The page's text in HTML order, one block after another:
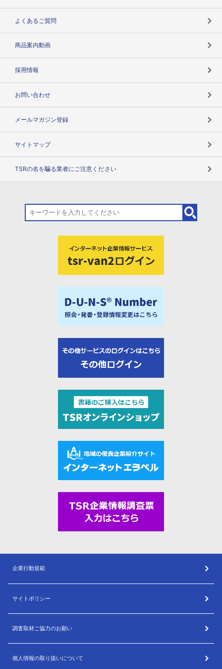
よくあるご質問
商品案内動画
採用情報
お問い合わせ
メールマガジン登録
サイトマップ
TSRの名を騙る業者にご注意ください
企業行動規範
サイトポリシー
調査取材ご協力のお願い
個人情報の取り扱いについて